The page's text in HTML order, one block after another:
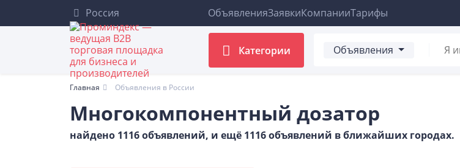
Россия ОбъявленияЗаявкиКомпанииТарифы
Категории Объявления
Главная Объявления в России
Многокомпонентный дозатор
найдено 1116 объявлений, и ещё 1116 объявлений в ближайших городах.